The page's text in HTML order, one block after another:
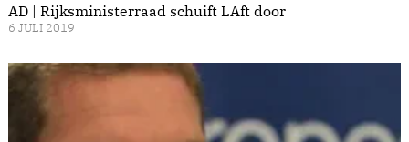
AD | Rijksministerraad schuift LAft door
6 JULI 2019